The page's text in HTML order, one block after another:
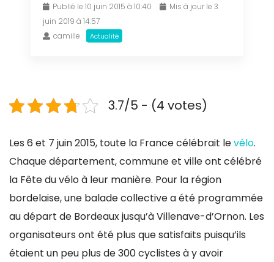
Publié le 10 juin 2015 à 10:40
Mis à jour le 3
juin 2019 à 14:57
camille
Actualité
3.7/5 - (4 votes)
Les 6 et 7 juin 2015, toute la France célébrait levélo.
Chaque département, commune et ville ont célébré
la Fête du vélo à leur manière. Pour la région
bordelaise, une balade collective a été programmée
au départ de Bordeaux jusqu’à Villenave-d’Ornon. Les
organisateurs ont été plus que satisfaits puisqu’ils
étaient un peu plus de 300 cyclistes à y avoir